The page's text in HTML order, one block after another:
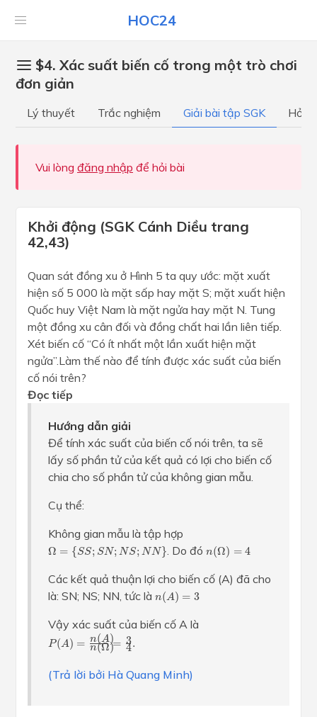
HOC24
$4. Xác suất biến cố trong một trò chơi
đơn giản
Lý thuyết Trắc nghiệm Giải bài tập SGK Hỏi
Vui lòng đăng nhập để hỏi bài
Khởi động (SGK Cánh Diều trang
42,43)
Quan sát đồng xu ở Hình 5 ta quy ước: mặt xuất
hiện số 5 000 là mặt sấp hay mặt S; mặt xuất hiện
Quốc huy Việt Nam là mặt ngửa hay mặt N. Tung
một đồng xu cân đối và đồng chất hai lần liên tiếp.
Xét biến cố “Có ít nhất một lần xuất hiện mặt
ngửa”.Làm thế nào để tính được xác suất của biến
cố nói trên?
Đọc tiếp
Hướng dẫn giải
Để tính xác suất của biến cố nói trên, ta sẽ
lấy số phần tử của kết quả có lợi cho biến cố
chia cho số phần tử của không gian mẫu.
Cụ thể:
Không gian mẫu là tập hợp
Ω = {SS; SN ; N S; NN }
Ω SS;SN;NS NN . Do đón(Ω) = 4
(Ω)=
Các kết quả thuận lợi cho biến cố (A) đã cho
là: SN; NS; NN, tức là n(A) = 3
(A)=
Vậy xác suất của biến cố A là
P( A ) = n(A)
n(Ω)= 3
4.
(A A) n(Ω =3
(Trả lời bởi Hà Quang Minh)